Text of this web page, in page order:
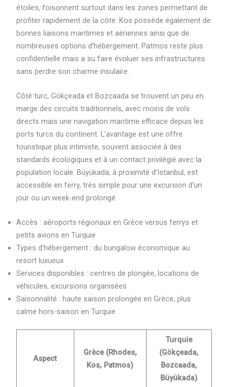
étoiles, foisonnent surtout dans les zones permettant de
profiter rapidement de la côte. Kos possède également de
bonnes liaisons maritimes et aériennes ainsi que de
nombreuses options d’hébergement. Patmos reste plus
confidentielle mais a su faire évoluer ses infrastructures
sans perdre son charme insulaire.
Côté turc, Gökçeada et Bozcaada se trouvent un peu en
marge des circuits traditionnels, avec moins de vols
directs mais une navigation maritime efficace depuis les
ports turcs du continent. L’avantage est une offre
touristique plus intimiste, souvent associée à des
standards écologiques et à un contact privilégié avec la
population locale. Büyükada, à proximité d’Istanbul, est
accessible en ferry, très simple pour une excursion d’un
jour ou un week-end prolongé.
Accès : aéroports régionaux en Grèce versus ferrys et
petits avions en Turquie
Types d’hébergement : du bungalow économique au
resort luxueux
Services disponibles : centres de plongée, locations de
véhicules, excursions organisées
Saisonnalité : haute saison prolongée en Grèce, plus
calme hors-saison en Turquie
Aspect
Grèce (Rhodes,
Kos, Patmos)
Turquie
(Gökçeada,
Bozcaada,
Büyükada)